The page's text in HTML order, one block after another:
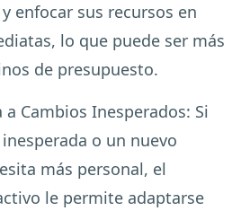
enfocar sus recursos en
lo que puede ser más
de presupuesto.
a Cambios Inesperados: Si
o un nuevo
más personal, el
le permite adaptarse